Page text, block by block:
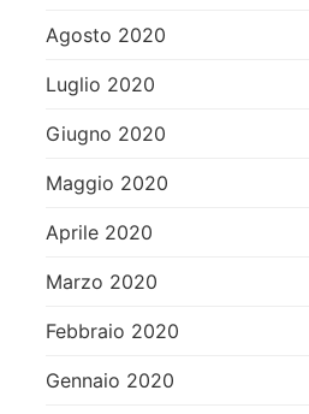
Agosto 2020
Luglio 2020
Giugno 2020
Maggio 2020
Aprile 2020
Marzo 2020
Febbraio 2020
Gennaio 2020